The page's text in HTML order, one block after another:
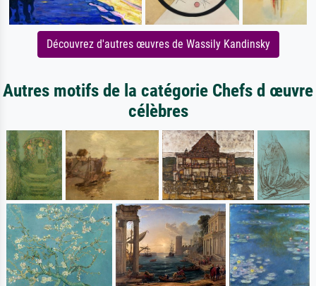
Découvrez d'autres œuvres de Wassily Kandinsky
Autres motifs de la catégorie Chefs d œuvre
célèbres